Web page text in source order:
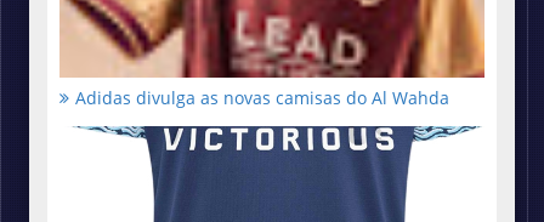
Adidas divulga as novas camisas do Al Wahda